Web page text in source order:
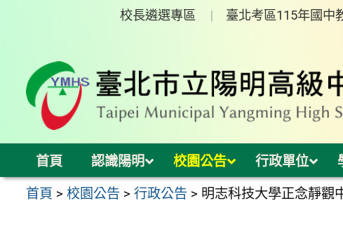
校長遴選專區 臺北考區115年國中
首頁 認識陽明 校園公告 行政單位
首頁 >校園公告 >行政公告 > 明志科技大學正念靜觀